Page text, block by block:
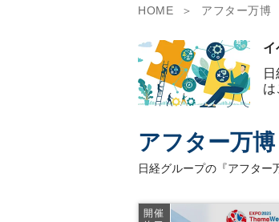
HOME アフター万博
イ
は
アフター万博
日経グループの『アフター
開催